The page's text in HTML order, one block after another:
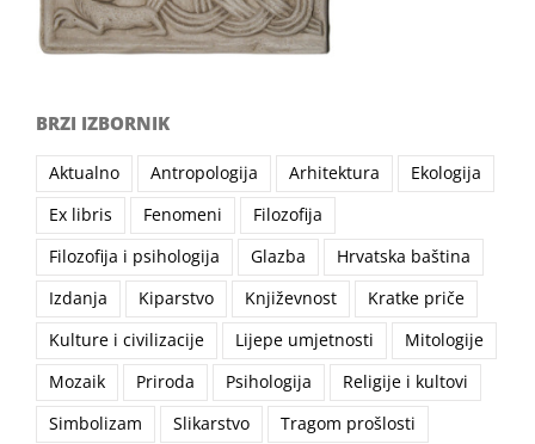
BRZI IZBORNIK
Aktualno Antropologija Arhitektura
Ekologija
Ex libris
Fenomeni
Filozofija
Filozofija i psihologija
Glazba
Hrvatska baština
Izdanja
Kiparstvo Književnost
Kratke priče
Kulture i civilizacije
Lijepe umjetnosti
Mitologije
Mozaik
Priroda Psihologija
Religije i kultovi
Simbolizam
Slikarstvo
Tragom prošlosti